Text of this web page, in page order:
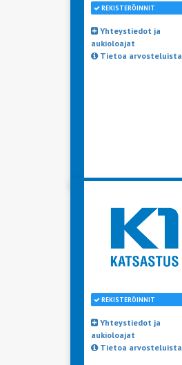
REKISTERÖINNIT
Yhteystiedot ja
aukioloajat
Tietoa arvosteluista
REKISTERÖINNIT
Yhteystiedot ja
aukioloajat
Tietoa arvosteluista